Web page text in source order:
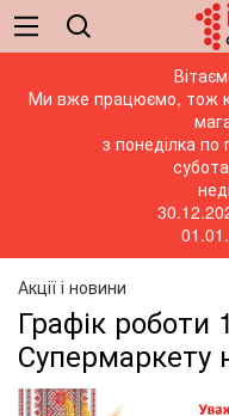
Ми вже працюємо, тож
з понеділка
Акції і новини
Графік роботи
Супермаркету